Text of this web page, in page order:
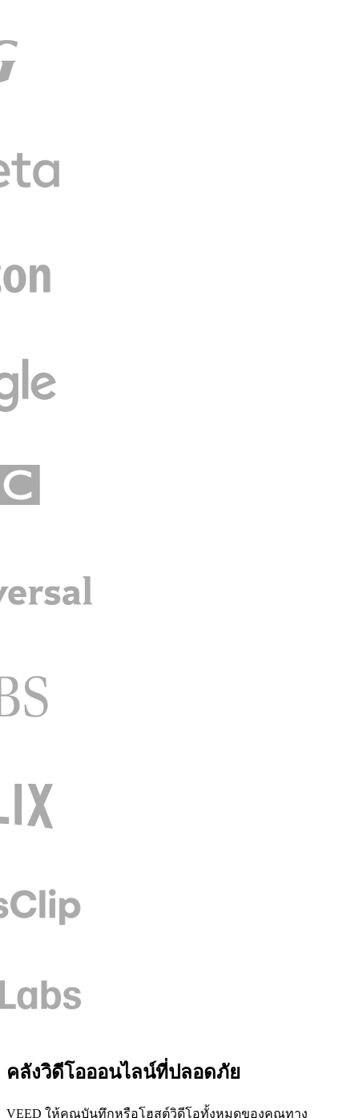
คลังวิดีโอออนไลน์ที่ปลอดภัย
VEED ให้คุณบันทึกหรือโฮสต์วิดีโอทั้งหมดของคุณทาง